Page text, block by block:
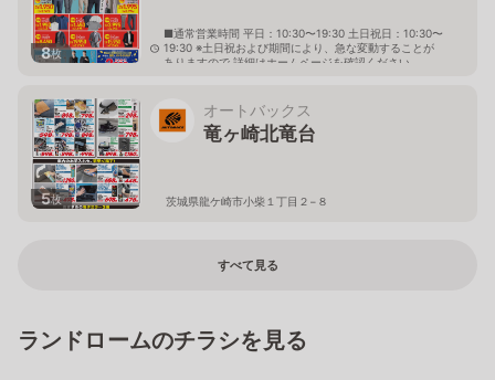
8枚
■通常営業時間 平日：10:30〜19:30 土日祝日：10:30〜
19:30 ※土日祝および期間により、急な変動することが
ありますので 詳細はホームページを確認ください
5枚
オートバックス
竜ヶ崎北竜台
茨城県龍ケ崎市小柴１丁目２−８
すべて見る
ランドロームのチラシを見る